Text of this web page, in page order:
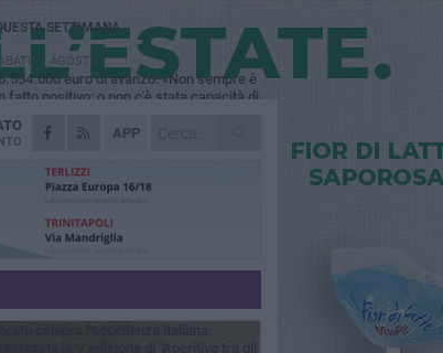
APP
SETTIMANA
1 AGOSTO
euro di avanzo: «Non sempre è
fatto positivo: o non c'è stata capacità di
5 AGOSTO
momentaneamente distributore di
1 AGOSTO
agli esercenti: «Siamo ai nastri di
di San Domenico: il gusto che
5 AGOSTO